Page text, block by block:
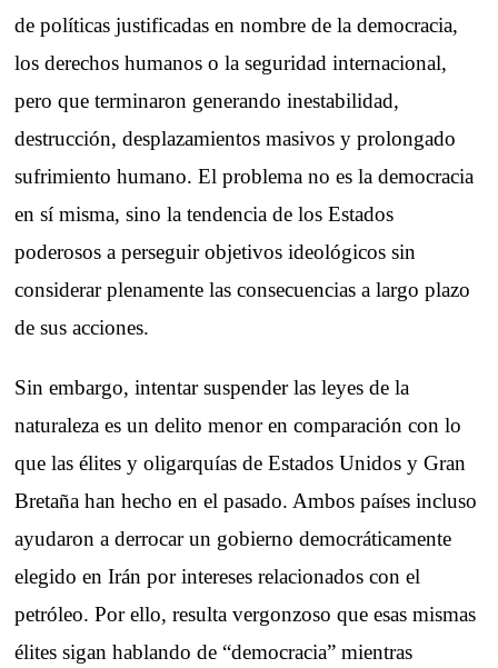
de políticas justificadas en nombre de la democracia,
los derechos humanos o la seguridad internacional,
pero que terminaron generando inestabilidad,
destrucción, desplazamientos masivos y prolongado
sufrimiento humano. El problema no es la democracia
en sí misma, sino la tendencia de los Estados
poderosos a perseguir objetivos ideológicos sin
considerar plenamente las consecuencias a largo plazo
de sus acciones.
Sin embargo, intentar suspender las leyes de la
naturaleza es un delito menor en comparación con lo
que las élites y oligarquías de Estados Unidos y Gran
Bretaña han hecho en el pasado. Ambos países incluso
ayudaron a derrocar un gobierno democráticamente
elegido en Irán por intereses relacionados con el
petróleo. Por ello, resulta vergonzoso que esas mismas
élites sigan hablando de “democracia” mientras